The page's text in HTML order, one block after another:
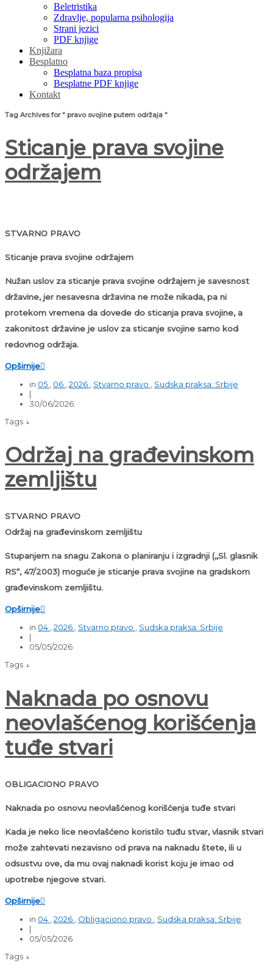
Beletristika
Zdravlje, popularna psihologija
Strani jezici
PDF knjige
Knjižara
Besplatno
Besplatna baza propisa
Besplatne PDF knjige
Kontakt
Tag Archives for " pravo svojine putem održaja "
Sticanje prava svojine
održajem
STVARNO PRAVO
Sticanje prava svojine održajem
Nužan uslov za sticanje prava svojine održajem je savesnost
državine, jer nesavesna državina ne može nikada, pa ni
protekom vremena da dovede do sticanja prava svojine, a
zakonitost državine je uslov za sticanje svojine samo kod
redovnog održaja.
Opširnije
in 05 06 2026 Stvarno pravo
Sudska praksa: Srbije
|
30/06/2026
Tags ↓
Održaj na građevinskom
zemljištu
STVARNO PRAVO
Održaj na građevinskom zemljištu
Stupanjem na snagu Zakona o planiranju i izgradnji (,,Sl. glasnik
RS“, 47/2003) moguće je sticanje prava svojine na gradskom
građevinskom zemljištu.
Opširnije
in 04 ,2026 , Stvarno pravo , Sudska praksa: Srbije
|
05/05/2026
Tags ↓
Naknada po osnovu
neovlašćenog korišćenja
tuđe stvari
OBLIGACIONO PRAVO
Naknada po osnovu neovlašćenog korišćenja tuđe stvari
Kada je neko lice neovlašćeno koristilo tuđu stvar, vlasnik stvari
može zahtevati nezavisno od prava na naknadu štete, ili u
odsustvu ove, da mu ovaj naknadi korist koju je imao od
upotrebe njegove stvari.
Opširnije
in 04 2026 Obligaciono pravo
Sudska praksa: Srbije
|
05/05/2026
Tags ↓